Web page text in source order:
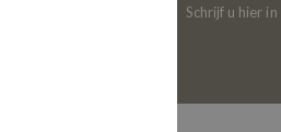
Schrijf u hier